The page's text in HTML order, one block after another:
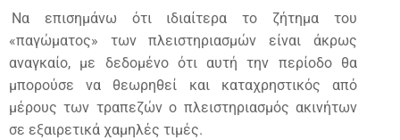
Να επισημάνω ότι ιδιαίτερα το ζήτημα του
«παγώματος» των πλειστηριασμών είναι άκρως
αναγκαίο, με δεδομένο ότι αυτή την περίοδο θα
μπορούσε να θεωρηθεί και καταχρηστικός από
μέρους των τραπεζών ο πλειστηριασμός ακινήτων
σε εξαιρετικά χαμηλές τιμές.